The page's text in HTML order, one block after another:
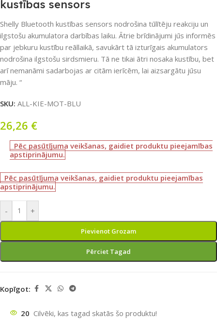
kustības sensors
Shelly Bluetooth kustības sensors nodrošina tūlītēju reakciju un
ilgstošu akumulatora darbības laiku. Ātrie brīdinājumi jūs informēs
par jebkuru kustību reāllaikā, savukārt tā izturīgais akumulators
nodrošina ilgstošu sirdsmieru. Tā ne tikai ātri nosaka kustību, bet
arī nemanāmi sadarbojas ar citām ierīcēm, lai aizsargātu jūsu
māju. “
SKU: ALL-KIE-MOT-BLU
26,26 €
Pēc pasūtījuma veikšanas, gaidiet produktu pieejamības
apstiprinājumu.
Pēc pasūtījuma veikšanas, gaidiet produktu pieejamības
apstiprinājumu.
- +
Pievienot Grozam
Pērciet Tagad
Kopīgot:
20 Cilvēki, kas tagad skatās šo produktu!